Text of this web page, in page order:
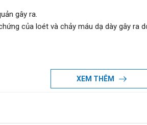
gây ra.
của loét và chảy máu dạ dày gây ra
2-4 lần.
bác sĩ, dược sĩ chuyên môn.
XEM THÊM